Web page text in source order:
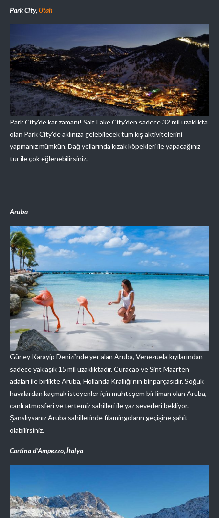
Park City,Utah
Park City’de kar zamanı! Salt Lake City’den sadece 32 mil uzaklıkta
olan Park City’de aklınıza gelebilecek tüm kış aktivitelerini
yapmanız mümkün. Dağ yollarında kızak köpekleri ile yapacağınız
tur ile çok eğlenebilirsiniz.
Aruba
Güney Karayip Denizi’nde yer alan Aruba, Venezuela kıyılarından
sadece yaklaşık 15 mil uzaklıktadır. Curacao ve Sint Maarten
adaları ile birlikte Aruba, Hollanda Krallığı’nın bir parçasıdır. Soğuk
havalardan kaçmak isteyenler için muhteşem bir liman olan Aruba,
canlı atmosferi ve tertemiz sahilleri ile yaz severleri bekliyor.
Şanslıysanız Aruba sahillerinde filamingoların geçişine şahit
olabilirsiniz.
Cortina d’Ampezzo, İtalya